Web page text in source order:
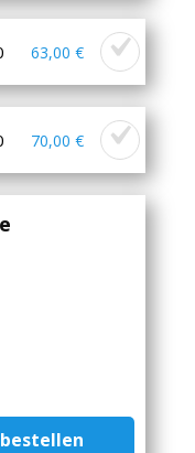
63,00 €
70,00 €